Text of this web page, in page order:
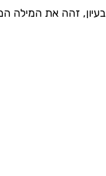
זהה את